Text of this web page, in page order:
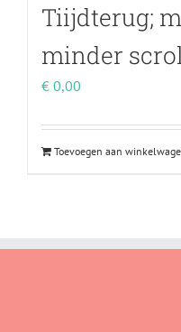
Tiijdterug;
minder
€ 0,00
Toevoegen aan